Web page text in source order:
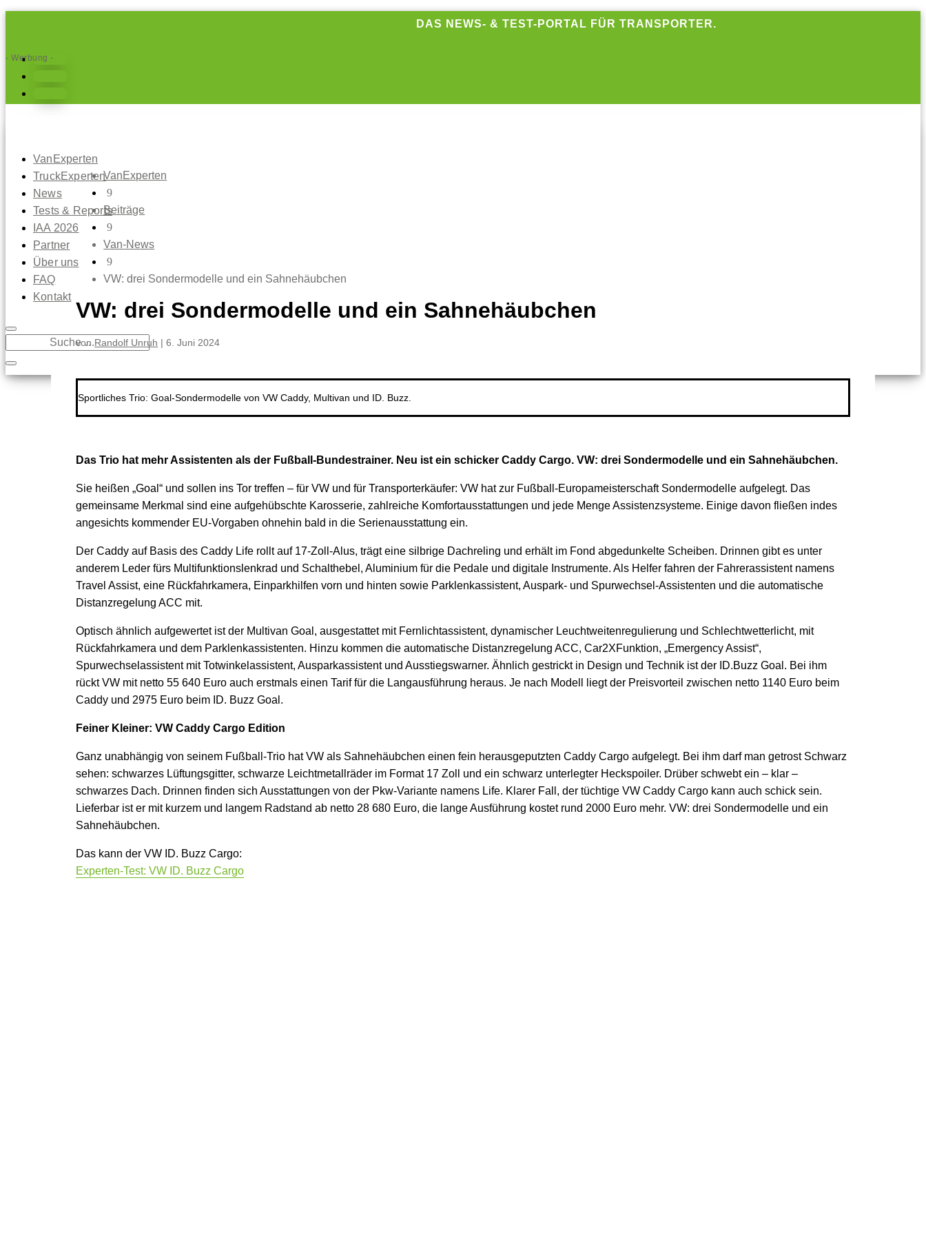
DAS NEWS- & TEST-PORTAL FÜR TRANSPORTER.
Folgen
VanExperten
TruckExperten
News
Tests & Reports
IAA 2026
Partner
Über uns
FAQ
Kontakt
- Werbung -
VanExperten
9
Beiträge
9
Van-News
9
VW: drei Sondermodelle und ein Sahnehäubchen
VW: drei Sondermodelle und ein Sahnehäubchen
vonRandolf Unruh |6. Juni 2024
Sportliches Trio: Goal-Sondermodelle von VW Caddy, Multivan und ID. Buzz.
Das Trio hat mehr Assistenten als der Fußball-Bundestrainer. Neu ist ein schicker Caddy Cargo. VW: drei Sondermodelle und ein Sahnehäubchen.
Sie heißen „Goal“ und sollen ins Tor treffen – für VW und für Transporterkäufer: VW hat zur Fußball-Europameisterschaft Sondermodelle aufgelegt. Das
gemeinsame Merkmal sind eine aufgehübschte Karosserie, zahlreiche Komfortausstattungen und jede Menge Assistenzsysteme. Einige davon fließen indes
angesichts kommender EU-Vorgaben ohnehin bald in die Serienausstattung ein.
Der Caddy auf Basis des Caddy Life rollt auf 17-Zoll-Alus, trägt eine silbrige Dachreling und erhält im Fond abgedunkelte Scheiben. Drinnen gibt es unter
anderem Leder fürs Multifunktionslenkrad und Schalthebel, Aluminium für die Pedale und digitale Instrumente. Als Helfer fahren der Fahrerassistent namens
Travel Assist, eine Rückfahrkamera, Einparkhilfen vorn und hinten sowie Parklenkassistent, Auspark- und Spurwechsel-Assistenten und die automatische
Distanzregelung ACC mit.
Optisch ähnlich aufgewertet ist der Multivan Goal, ausgestattet mit Fernlichtassistent, dynamischer Leuchtweitenregulierung und Schlechtwetterlicht, mit
Rückfahrkamera und dem Parklenkassistenten. Hinzu kommen die automatische Distanzregelung ACC, Car2XFunktion, „Emergency Assist“,
Spurwechselassistent mit Totwinkelassistent, Ausparkassistent und Ausstiegswarner. Ähnlich gestrickt in Design und Technik ist der ID.Buzz Goal. Bei ihm
rückt VW mit netto 55 640 Euro auch erstmals einen Tarif für die Langausführung heraus. Je nach Modell liegt der Preisvorteil zwischen netto 1140 Euro beim
Caddy und 2975 Euro beim ID. Buzz Goal.
Feiner Kleiner: VW Caddy Cargo Edition
Ganz unabhängig von seinem Fußball-Trio hat VW als Sahnehäubchen einen fein herausgeputzten Caddy Cargo aufgelegt. Bei ihm darf man getrost Schwarz
sehen: schwarzes Lüftungsgitter, schwarze Leichtmetallräder im Format 17 Zoll und ein schwarz unterlegter Heckspoiler. Drüber schwebt ein – klar –
schwarzes Dach. Drinnen finden sich Ausstattungen von der Pkw-Variante namens Life. Klarer Fall, der tüchtige VW Caddy Cargo kann auch schick sein.
Lieferbar ist er mit kurzem und langem Radstand ab netto 28 680 Euro, die lange Ausführung kostet rund 2000 Euro mehr. VW: drei Sondermodelle und ein
Sahnehäubchen.
Das kann der VW ID. Buzz Cargo:
Experten-Test: VW ID. Buzz Cargo